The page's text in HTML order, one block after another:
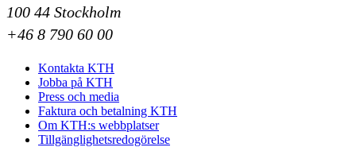
100 44 Stockholm
+46 8 790 60 00
Kontakta KTH
Jobba på KTH
Press och media
Faktura och betalning KTH
Om KTH:s webbplatser
Tillgänglighetsredogörelse